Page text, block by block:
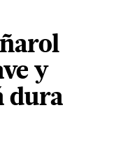
y
dura